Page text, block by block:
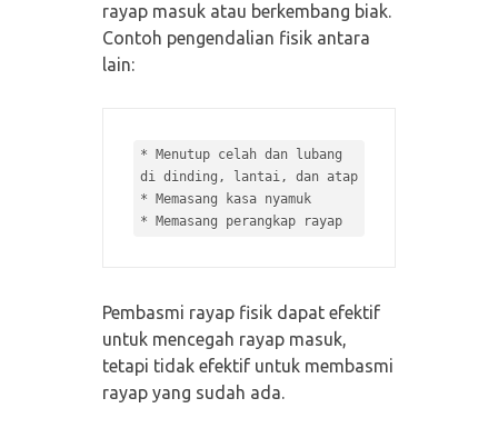
rayap masuk atau berkembang biak.
Contoh pengendalian fisik antara
lain:
* Menutup celah dan lubang
*
*
Pembasmi rayap fisik dapat efektif
untuk mencegah rayap masuk,
tetapi tidak efektif untuk membasmi
rayap yang sudah ada.